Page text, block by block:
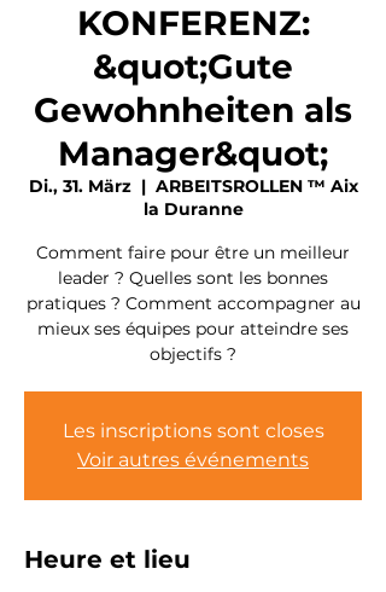
KONFERENZ:
&quot;Gute
Gewohnheiten als
Manager&quot;
Di., 31. März
  |
ARBEITSROLLEN ™ Aix
la Duranne
Comment faire pour être un meilleur
leader ? Quelles sont les bonnes
pratiques ? Comment accompagner au
mieux ses équipes pour atteindre ses
objectifs ?
Les inscriptions sont closes
Voir autres événements
Heure et lieu